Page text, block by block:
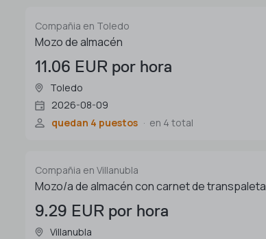
Compañia en Toledo
Mozo de almacén
11.06 EUR por hora
Toledo
2026-08-09
quedan 4 puestos
en 4 total
Compañia en Villanubla
Mozo/a de almacén con carnet de transpaleta
9.29 EUR por hora
Villanubla